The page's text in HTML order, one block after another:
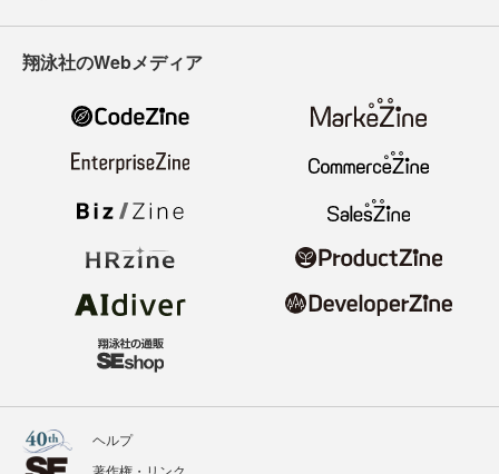
翔泳社のWebメディア
ヘルプ
著作権・リンク